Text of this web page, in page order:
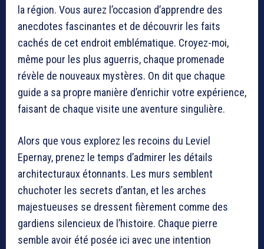
la région. Vous aurez l’occasion d’apprendre des
anecdotes fascinantes et de découvrir les faits
cachés de cet endroit emblématique. Croyez-moi,
même pour les plus aguerris, chaque promenade
révèle de nouveaux mystères. On dit que chaque
guide a sa propre manière d’enrichir votre expérience,
faisant de chaque visite une aventure singulière.
Alors que vous explorez les recoins du Leviel
Epernay, prenez le temps d’admirer les détails
architecturaux étonnants. Les murs semblent
chuchoter les secrets d’antan, et les arches
majestueuses se dressent fièrement comme des
gardiens silencieux de l’histoire. Chaque pierre
semble avoir été posée ici avec une intention